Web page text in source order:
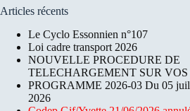
Articles récents
Le Cyclo Essonnien n°107
Loi cadre transport 2026
NOUVELLE PROCEDURE DE
TELECHARGEMENT SUR
PROGRAMME 2026-03 Du 05
2026